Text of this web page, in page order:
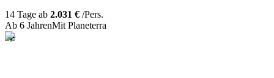
14 Tage ab 2.031 € /Pers.
Ab 6 JahrenMit Planeterra